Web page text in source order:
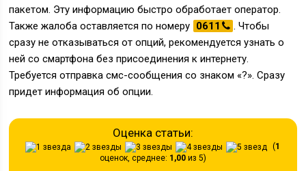
пакетом. Эту информацию быстро обработает оператор.
Также жалоба оставляется по номеру 0611
. Чтобы
сразу не отказываться от опций, рекомендуется узнать о
ней со смартфона без присоединения к интернету.
Требуется отправка смс-сообщения со знаком «?». Сразу
придет информация об опции.
Оценка статьи:
(1
оценок, среднее: 1,00из 5)